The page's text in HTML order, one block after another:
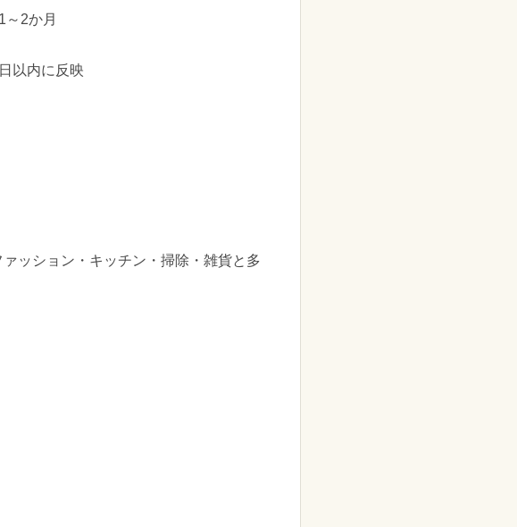
～2か月
以内に反映
ッション・キッチン・掃除・雑貨と多